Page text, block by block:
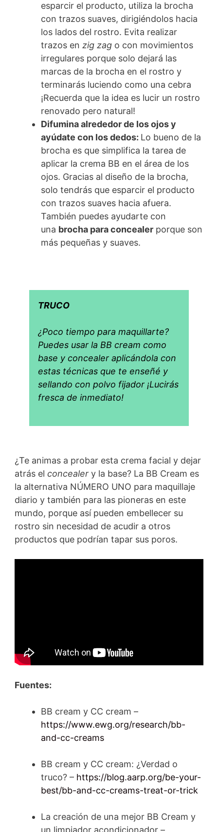
esparcir el producto, utiliza la brocha
con trazos suaves, dirigiéndolos hacia
los lados del rostro. Evita realizar
trazos en zig zag o con movimientos
irregulares porque solo dejará las
marcas de la brocha en el rostro y
terminarás luciendo como una cebra
¡Recuerda que la idea es lucir un rostro
renovado pero natural!
Difumina alrededor de los ojos y
ayúdate con los dedos: Lo bueno de la
brocha es que simplifica la tarea de
aplicar la crema BB en el área de los
ojos. Gracias al diseño de la brocha,
solo tendrás que esparcir el producto
con trazos suaves hacia afuera.
También puedes ayudarte con
una brocha para concealer porque son
más pequeñas y suaves.
TRUCO
¿Poco tiempo para maquillarte?
Puedes usar la BB cream como
base y concealer aplicándola con
estas técnicas que te enseñé y
sellando con polvo fijador ¡Lucirás
fresca de inmediato!
¿Te animas a probar esta crema facial y dejar
atrás el concealer y la base? La BB Cream es
la alternativa NÚMERO UNO para maquillaje
diario y también para las pioneras en este
mundo, porque así pueden embellecer su
rostro sin necesidad de acudir a otros
productos que podrían tapar sus poros.
Fuentes:
BB cream y CC cream –
https://www.ewg.org/research/bb-
and-cc-creams
BB cream y CC cream: ¿Verdad o
truco? – https://blog.aarp.org/be-your-
best/bb-and-cc-creams-treat-or-trick
La creación de una mejor BB Cream y